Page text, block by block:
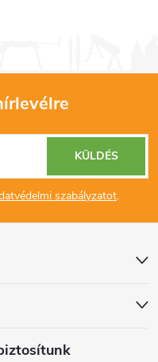
szabályzatot.
KÜLDÉS